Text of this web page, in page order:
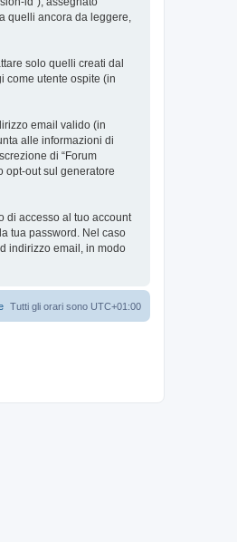
quelli ancora da leggere,
solo quelli creati dal
come utente ospite (in
email valido (in
alle informazioni di
di “Forum
opt-out sul generatore
di accesso al tuo account
tua password. Nel caso
indirizzo email, in modo
Tutti gli orari sono UTC+01:00